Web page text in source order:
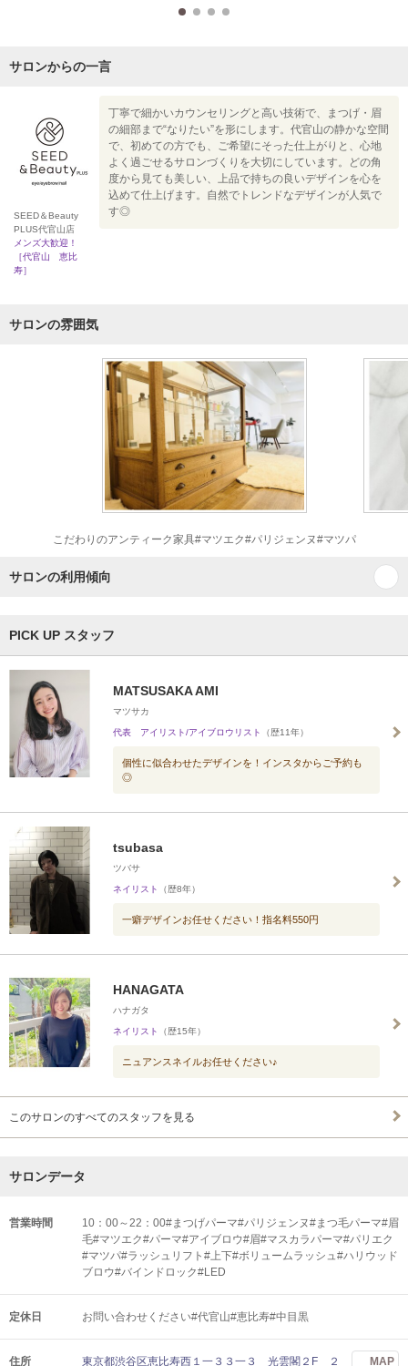
サロンからの一言
SEED＆Beauty
PLUS代官山店
メンズ大歓迎！
［代官山 恵比
寿］
丁寧で細かいカウンセリングと高い技術で、まつげ・眉
の細部まで“なりたい”を形にします。代官山の静かな空間
で、初めての方でも、ご希望にそった仕上がりと、心地
よく過ごせるサロンづくりを大切にしています。どの角
度から見ても美しい、上品で持ちの良いデザインを心を
込めて仕上げます。自然でトレンドなデザインが人気で
す◎
サロンの雰囲気
こだわりのアンティーク家具#マツエク#パリジェンヌ#マツパ
サロンの利用傾向
PICK UP スタッフ
MATSUSAKA AMI
マツサカ
代表 アイリスト/アイブロウリスト （歴11年）
個性に似合わせたデザインを！インスタからご予約も
◎
tsubasa
ツバサ
ネイリスト （歴8年）
一癖デザインお任せください！指名料550円
HANAGATA
ハナガタ
ネイリスト （歴15年）
ニュアンスネイルお任せください♪
このサロンのすべてのスタッフを見る
サロンデータ
営業時間
10：00～22：00#まつげパーマ#パリジェンヌ#まつ毛パーマ#眉
毛#マツエク#パーマ#アイブロウ#眉#マスカラパーマ#パリエク
#マツパ#ラッシュリフト#上下#ボリュームラッシュ#ハリウッド
ブロウ#バインドロック#LED
定休日 お問い合わせください#代官山#恵比寿#中目黒
住所 東京都渋谷区恵比寿西１一３３一３ 光雲閣２F ２ MAP